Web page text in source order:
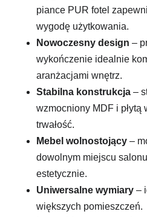
piance PUR fotel
wygodę użytkowania.
Nowoczesny design –
wykończenie idealnie
aranżacjami wnętrz.
Stabilna konstrukcja –
wzmocniony MDF i płytą
trwałość.
Mebel wolnostojący –
dowolnym miejscu
estetycznie.
Uniwersalne wymiary –
większych pomieszczeń.